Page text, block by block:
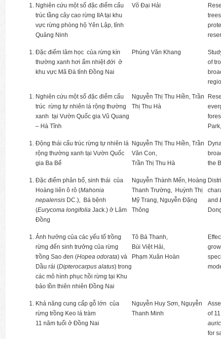
Nghiên cứu một số đặc điểm cấu
trúc tầng cây cao rừng IIA tại khu
vực rừng phòng hộ Yên Lập, tỉnh
Quảng Ninh
Võ Đại Hải
Đặc điểm lâm học của rừng kín
thường xanh hơi ẩm nhiệt đới ở
khu vực Mã Đà tỉnh Đồng Nai
Phùng Văn Khang
of
Nghiên cứu một số đặc điểm cấu
trúc rừng tự nhiên lá rộng thường
xanh tại Vườn Quốc gia Vũ Quang
– Hà Tĩnh
Nguyễn Thị Thu Hiền, Trần
Thị Thu Hà
Động thái cấu trúc rừng tự nhiên lá
rộng thường xanh tại Vườn Quốc
gia Ba Bể
Nguyễn Thị Thu Hiền, Trần
Văn Con,
Trần Thị Thu Hà
the
Đặc điểm phân bố, sinh thái của
Hoàng liên ô rô (Mahonia
nepalensis DC.), Bá bệnh
(Eurycoma longifolia Jack.) ở Lâm
Đồng
Nguyễn Thành Mến, Hoàng
Thanh Trường, Huỳnh Thị
Mỹ Trang, Nguyễn Đặng
Thông
and
Ảnh hưởng của các yếu tố trồng
rừng đến sinh trưởng của rừng
trồng Sao đen (Hopea odorata) và
Dầu rái (Dipterocarpus alatus) trong
các mô hình phục hồi rừng tại Khu
bảo tồn thiên nhiên Đồng Nai
Tô Bá Thanh,
Bùi Việt Hải,
Phạm Xuân Hoàn
Khả năng cung cấp gỗ lớn của
rừng trồng Keo lá tràm
11 năm tuổi ở Đồng Nai
Nguyễn Huy Sơn, Nguyễn
Thanh Minh
of
for